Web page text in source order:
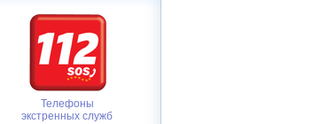
Телефоны
экстренных служб